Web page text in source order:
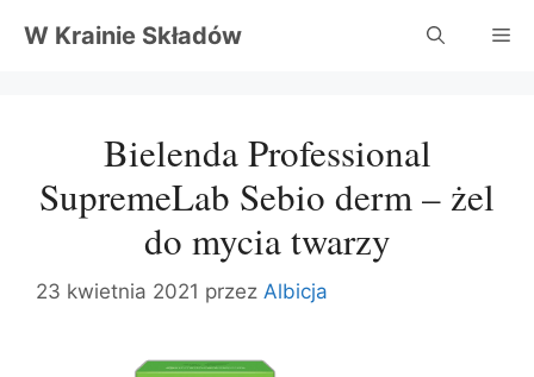
W Krainie Składów
Bielenda Professional
SupremeLab Sebio derm – żel
do mycia twarzy
23 kwietnia 2021 przez Albicja